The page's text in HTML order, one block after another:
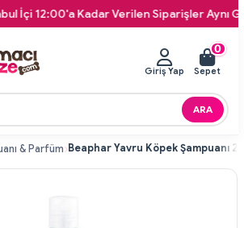
Kadar Verilen Siparişler Aynı Gün
ARA
Giriş Yap
0
Sepet
& Parfüm